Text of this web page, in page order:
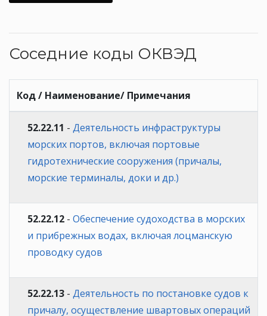
Соседние коды ОКВЭД
Код / Наименование/ Примечания
52.22.11 - Деятельность инфраструктуры
морских портов, включая портовые
гидротехнические сооружения (причалы,
морские терминалы, доки и др.)
52.22.12 - Обеспечение судоходства в морских
и прибрежных водах, включая лоцманскую
проводку судов
52.22.13 - Деятельность по постановке судов к
причалу, осуществление швартовых операций